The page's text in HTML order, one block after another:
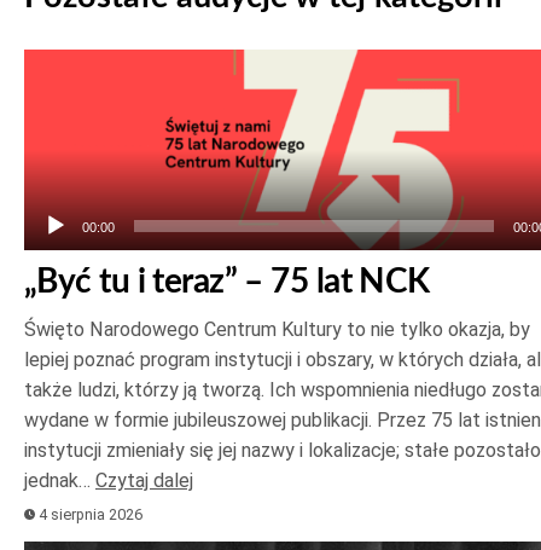
00:00
„Być tu i teraz” – 75 lat NCK
Święto Narodowego Centrum Kultury to nie tylko okazja, by
lepiej poznać program instytucji i obszary, w których działa,
także ludzi, którzy ją tworzą. Ich wspomnienia niedługo
wydane w formie jubileuszowej publikacji. Przez 75 lat
instytucji zmieniały się jej nazwy i lokalizacje; stałe pozostało
jednak… Czytaj dalej
4 sierpnia 2026